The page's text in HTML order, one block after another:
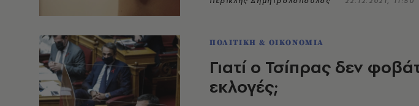
ΠΟΛΙΤΙΚΗ & ΟΙΚΟΝΟΜΙΑ
Γιατί ο Τσίπρας δεν
εκλογές;